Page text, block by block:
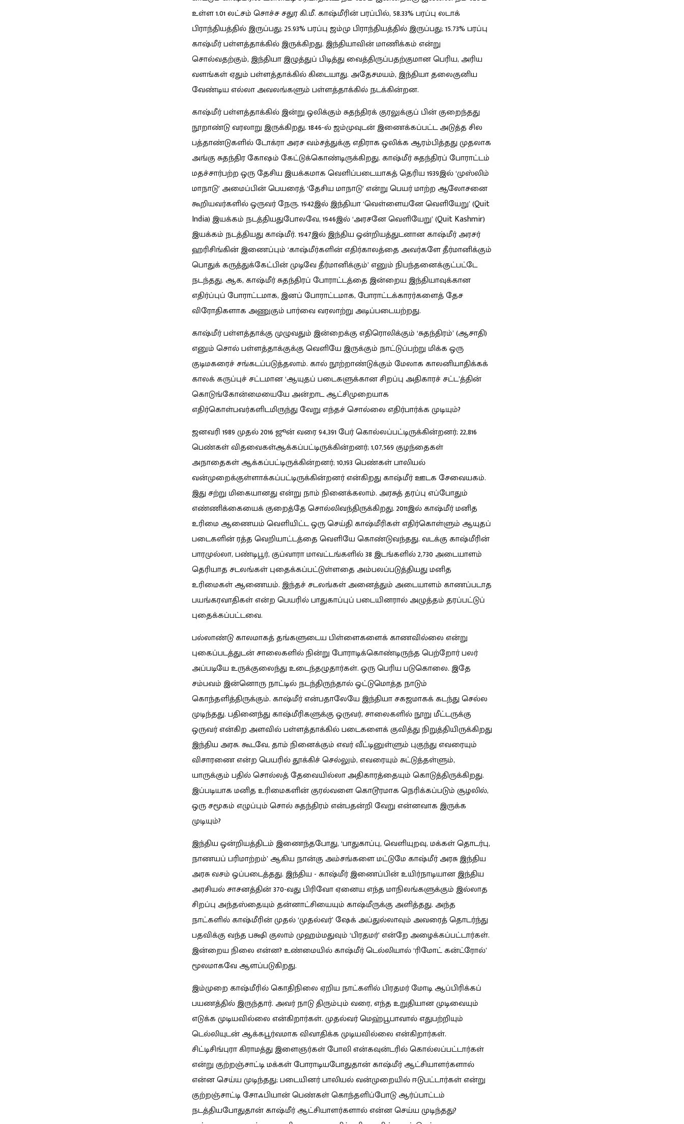
உள்ள 1.01 லட்சம் சொச்ச சதுர கி.மீ. காஷ்மீரின் பரப்பில், 58.33% பரப்பு லடாக்
பிராந்தியத்தில் இருப்பது; 25.93% பரப்பு ஜம்மு பிராந்தியத்தில் இருப்பது; 15.73% பரப்பு
காஷ்மீர் பள்ளத்தாக்கில் இருக்கிறது. இந்தியாவின் மாணிக்கம் என்று
சொல்வதற்கும், இந்தியா இழுத்துப் பிடித்து வைத்திருப்பதற்குமான பெரிய, அரிய
வளங்கள் ஏதும் பள்ளத்தாக்கில் கிடையாது. அதேசமயம், இந்தியா தலைகுனிய
வேண்டிய எல்லா அவலங்களும் பள்ளத்தாக்கில் நடக்கின்றன.
காஷ்மீர் பள்ளத்தாக்கில் இன்று ஒலிக்கும் சுதந்திரக் குரலுக்குப் பின் குறைந்தது
நூறாண்டு வரலாறு இருக்கிறது. 1846-ல் ஜம்முவுடன் இணைக்கப்பட்ட அடுத்த சில
பத்தாண்டுகளில் டோக்ரா அரச வம்சத்துக்கு எதிராக ஒலிக்க ஆரம்பித்தது முதலாக
அங்கு சுதந்திர கோஷம் கேட்டுக்கொண்டிருக்கிறது. காஷ்மீர் சுதந்திரப் போராட்டம்
மதச்சார்பற்ற ஒரு தேசிய இயக்கமாக வெளிப்படையாகத் தெரிய 1939இல் ‘முஸ்லிம்
மாநாடு’ அமைப்பின் பெயரைத் ‘தேசிய மாநாடு’ என்று பெயர் மாற்ற ஆலோசனை
கூறியவர்களில் ஒருவர் நேரு. 1942இல் இந்தியா ‘வெள்ளையனே வெளியேறு’ (Quit
India) இயக்கம் நடத்தியதுபோலவே, 1946இல் ‘அரசனே வெளியேறு’ (Quit Kashmir)
இயக்கம் நடத்தியது காஷ்மீர். 1947இல் இந்திய ஒன்றியத்துடனான காஷ்மீர் அரசர்
ஹரிசிங்கின் இணைப்பும் ‘காஷ்மீர்களின் எதிர்காலத்தை அவர்களே தீர்மானிக்கும்
பொதுக் கருத்துக்கேட்பின் முடிவே தீர்மானிக்கும்’ எனும் நிபந்தனைக்குட்பட்டே
நடந்தது. ஆக, காஷ்மீர் சுதந்திரப் போராட்டத்தை இன்றைய இந்தியாவுக்கான
எதிர்ப்புப் போராட்டமாக, இனப் போராட்டமாக, போராட்டக்காரர்களைத் தேச
விரோதிகளாக அணுகும் பார்வை வரலாற்று அடிப்படையற்றது.
காஷ்மீர் பள்ளத்தாக்கு முழுவதும் இன்றைக்கு எதிரொலிக்கும் ‘சுதந்திரம்’ (ஆசாதி)
எனும் சொல் பள்ளத்தாக்குக்கு வெளியே இருக்கும் நாட்டுப்பற்று மிக்க ஒரு
குடிமகரைச் சங்கடப்படுத்தலாம். கால் நூற்றாண்டுக்கும் மேலாக காலனியாதிக்கக்
காலக் கருப்புச் சட்டமான ‘ஆயுதப் படைகளுக்கான சிறப்பு அதிகாரச் சட்ட’த்தின்
கொடுங்கோன்மையையே அன்றாட ஆட்சிமுறையாக
எதிர்கொள்பவர்களிடமிருந்து வேறு எந்தச் சொல்லை எதிர்பார்க்க முடியும்?
ஜனவரி 1989 முதல் 2016 ஜூன் வரை 94,391 பேர் கொல்லப்பட்டிருக்கின்றனர்; 22,816
பெண்கள் விதவைகள்ஆக்கப்பட்டிருக்கின்றனர்; 1,07,569 குழந்தைகள்
அநாதைகள் ஆக்கப்பட்டிருக்கின்றனர்; 10,193 பெண்கள் பாலியல்
வன்முறைக்குள்ளாக்கப்பட்டிருக்கின்றனர் என்கிறது காஷ்மீர் ஊடக சேவையகம்.
இது சற்று மிகையானது என்று நாம் நினைக்கலாம். அரசுத் தரப்பு எப்போதும்
எண்ணிக்கையைக் குறைத்தே சொல்லிவந்திருக்கிறது. 2011இல் காஷ்மீர் மனித
உரிமை ஆணையம் வெளியிட்ட ஒரு செய்தி காஷ்மீரிகள் எதிர்கொள்ளும் ஆயுதப்
படைகளின் ரத்த வெறியாட்டத்தை வெளியே கொண்டுவந்தது. வடக்கு காஷ்மீரின்
பாரமுல்லா, பண்டிபூர், குப்வாரா மாவட்டங்களில் 38 இடங்களில் 2,730 அடையாளம்
தெரியாத சடலங்கள் புதைக்கப்பட்டுள்ளதை அம்பலப்படுத்தியது மனித
உரிமைகள் ஆணையம். இந்தச் சடலங்கள் அனைத்தும் அடையாளம் காணப்படாத
பயங்கரவாதிகள் என்ற பெயரில் பாதுகாப்புப் படையினரால் அழுத்தம் தரப்பட்டுப்
புதைக்கப்பட்டவை.
பல்லாண்டு காலமாகத் தங்களுடைய பிள்ளைகளைக் காணவில்லை என்று
புகைப்படத்துடன் சாலைகளில் நின்று போராடிக்கொண்டிருந்த பெற்றோர் பலர்
அப்படியே உருக்குலைந்து உடைந்தழுதார்கள். ஒரு பெரிய படுகொலை. இதே
சம்பவம் இன்னொரு நாட்டில் நடந்திருந்தால் ஒட்டுமொத்த நாடும்
கொந்தளித்திருக்கும். காஷ்மீர் என்பதாலேயே இந்தியா சகஜமாகக் கடந்து செல்ல
முடிந்தது. பதினைந்து காஷ்மீரிகளுக்கு ஒருவர், சாலைகளில் நூறு மீட்டருக்கு
ஒருவர் என்கிற அளவில் பள்ளத்தாக்கில் படைகளைக் குவித்து நிறுத்தியிருக்கிறது
இந்திய அரசு. கூடவே, தாம் நினைக்கும் எவர் வீட்டினுள்ளும் புகுந்து எவரையும்
விசாரணை என்ற பெயரில் தூக்கிச் செல்லும், எவரையும் சுட்டுத்தள்ளும்,
யாருக்கும் பதில் சொல்லத் தேவையில்லா அதிகாரத்தையும் கொடுத்திருக்கிறது.
இப்படியாக மனித உரிமைகளின் குரல்வளை கொடூரமாக நெரிக்கப்படும் சூழலில்,
ஒரு சமூகம் எழுப்பும் சொல் சுதந்திரம் என்பதன்றி வேறு என்னவாக இருக்க
முடியும்?
இந்திய ஒன்றியத்திடம் இணைந்தபோது, ‘பாதுகாப்பு, வெளியுறவு, மக்கள் தொடர்பு,
நாணயப் பரிமாற்றம்’ ஆகிய நான்கு அம்சங்களை மட்டுமே காஷ்மீர் அரசு இந்திய
அரசு வசம் ஒப்படைத்தது. இந்திய - காஷ்மீர் இணைப்பின் உயிர்நாடியான இந்திய
அரசியல் சாசனத்தின் 370-வது பிரிவோ ஏனைய எந்த மாநிலங்களுக்கும் இல்லாத
சிறப்பு அந்தஸ்தையும் தன்னாட்சியையும் காஷ்மீருக்கு அளித்தது. அந்த
நாட்களில் காஷ்மீரின் முதல் ‘முதல்வர்’ ஷேக் அப்துல்லாவும் அவரைத் தொடர்ந்து
பதவிக்கு வந்த பக்ஷி குலாம் முஹம்மதுவும் ‘பிரதமர்’ என்றே அழைக்கப்பட்டார்கள்.
இன்றைய நிலை என்ன? உண்மையில் காஷ்மீர் டெல்லியால் ‘ரிமோட் கன்ட்ரோல்’
மூலமாகவே ஆளப்படுகிறது.
இம்முறை காஷ்மீரில் கொதிநிலை ஏறிய நாட்களில் பிரதமர் மோடி ஆப்பிரிக்கப்
பயணத்தில் இருந்தார். அவர் நாடு திரும்பும் வரை, எந்த உறுதியான முடிவையும்
எடுக்க முடியவில்லை என்கிறார்கள். முதல்வர் மெஹ்பூபாவால் எதுபற்றியும்
டெல்லியுடன் ஆக்கபூர்வமாக விவாதிக்க முடியவில்லை என்கிறார்கள்.
சிட்டிசிங்புரா கிராமத்து இளைஞர்கள் போலி என்கவுன்டரில் கொல்லப்பட்டார்கள்
என்று குற்றஞ்சாட்டி மக்கள் போராடியபோதுதான் காஷ்மீர் ஆட்சியாளர்களால்
என்ன செய்ய முடிந்தது; படையினர் பாலியல் வன்முறையில் ஈடுபட்டார்கள் என்று
குற்றஞ்சாட்டி சோஃபியான் பெண்கள் கொந்தளிப்போடு ஆர்ப்பாட்டம்
நடத்தியபோதுதான் காஷ்மீர் ஆட்சியாளர்களால் என்ன செய்ய முடிந்தது?